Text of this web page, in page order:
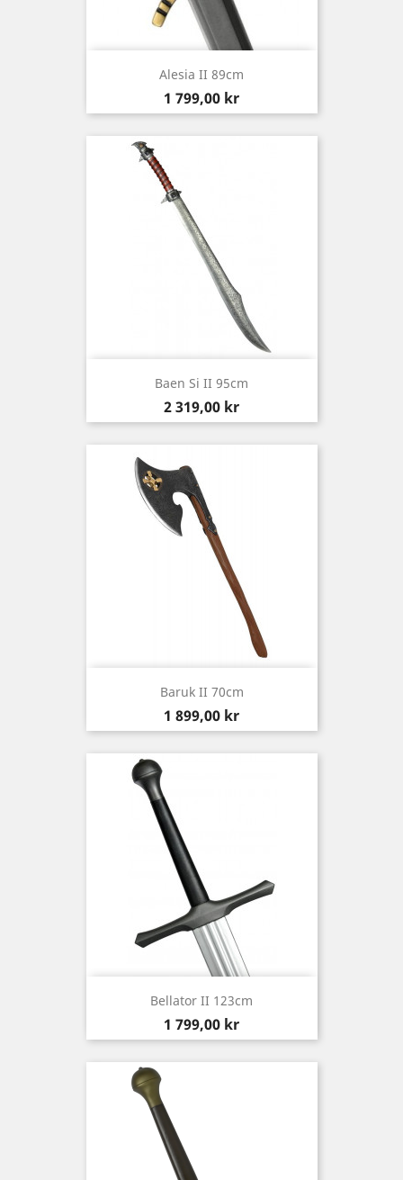
Alesia II 89cm
Pris
1 799,00 kr
Baen Si II 95cm
Pris
2 319,00 kr
Baruk II 70cm
Pris
1 899,00 kr
Bellator II 123cm
Pris
1 799,00 kr